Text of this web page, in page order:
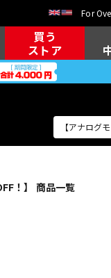
For
買う
ストア
アコギ/エレ
！】 商品一覧